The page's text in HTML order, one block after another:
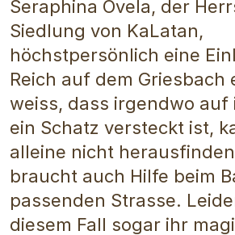
Seraphina Ovela, der
Siedlung von KaLatan,
höchstpersönlich eine
Reich auf dem Griesbach
weiss, dass irgendwo auf
ein Schatz versteckt ist,
alleine nicht
braucht auch Hilfe beim
passenden Strasse.
diesem Fall sogar ihr